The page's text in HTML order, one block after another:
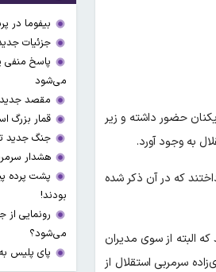
حضور داشته و زیر
به وجود آورد.
که در آن ذکر شده
شد که البته از سوی مدیران
سرمربی استقلال از
بیفوما در
جزئیات
پاسخ منفی
می‌شود
مقصد
قمار بزرگ
جنگ جدید
هشدار
پشت پرده
بودند!
رونمایی
می‌شود؟
پای پلیس